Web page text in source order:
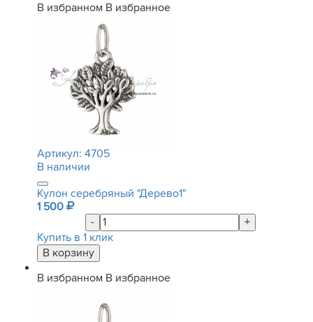
В избранном В избранное
Артикул: 4705
В наличии
Кулон серебряный "Дерево1"
1 500
-
+
Купить в 1 клик
В избранном В избранное